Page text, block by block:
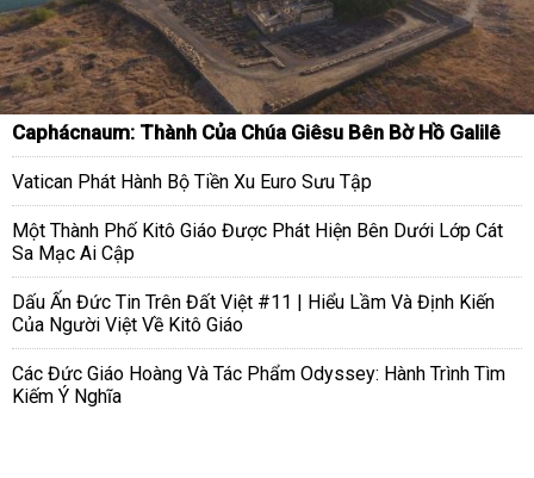
Caphácnaum: Thành Của Chúa Giêsu Bên Bờ Hồ Galilê
Vatican Phát Hành Bộ Tiền Xu Euro Sưu Tập
Một Thành Phố Kitô Giáo Được Phát Hiện Bên Dưới Lớp Cát
Sa Mạc Ai Cập
Dấu Ấn Đức Tin Trên Đất Việt #11 | Hiểu Lầm Và Định Kiến
Của Người Việt Về Kitô Giáo
Các Đức Giáo Hoàng Và Tác Phẩm Odyssey: Hành Trình Tìm
Kiếm Ý Nghĩa